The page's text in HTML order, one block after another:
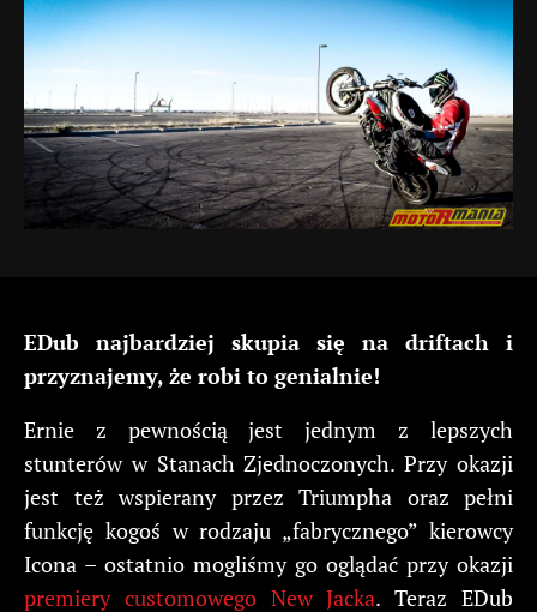
EDub najbardziej skupia się na driftach i
przyznajemy, że robi to genialnie!
Ernie z pewnością jest jednym z lepszych
stunterów w Stanach Zjednoczonych. Przy okazji
jest też wspierany przez Triumpha oraz pełni
funkcję kogoś w rodzaju „fabrycznego” kierowcy
Icona – ostatnio mogliśmy go oglądać przy okazji
premiery customowego New Jacka. Teraz EDub